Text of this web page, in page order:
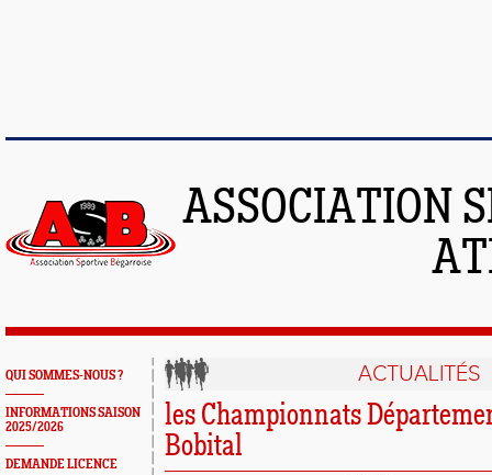
ASSOCIATION
QUI SOMMES-NOUS ?
INFORMATIONS SAISON
2025/2026
DEMANDE LICENCE
ACTUALITÉS
les Championnats
Bobital